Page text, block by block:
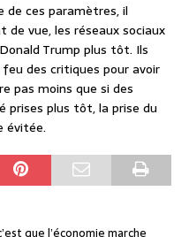
de ces paramètres, il
vue, les réseaux sociaux
Trump plus tôt. Ils
feu des critiques pour avoir
pas moins que si des
prises plus tôt, la prise du
évitée.
que l’économie marche